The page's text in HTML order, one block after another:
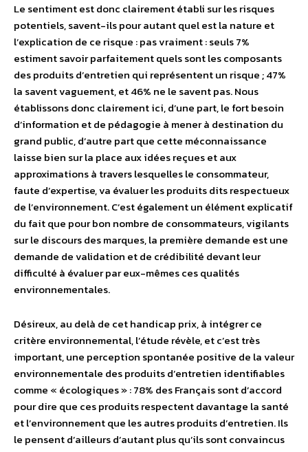
Le sentiment est donc clairement établi sur les risques
potentiels, savent-ils pour autant quel est la nature et
l’explication de ce risque : pas vraiment : seuls 7%
estiment savoir parfaitement quels sont les composants
des produits d’entretien qui représentent un risque ; 47%
la savent vaguement, et 46% ne le savent pas. Nous
établissons donc clairement ici, d’une part, le fort besoin
d’information et de pédagogie à mener à destination du
grand public, d’autre part que cette méconnaissance
laisse bien sur la place aux idées reçues et aux
approximations à travers lesquelles le consommateur,
faute d’expertise, va évaluer les produits dits respectueux
de l’environnement. C’est également un élément explicatif
du fait que pour bon nombre de consommateurs, vigilants
sur le discours des marques, la première demande est une
demande de validation et de crédibilité devant leur
difficulté à évaluer par eux-mêmes ces qualités
environnementales.
Désireux, au delà de cet handicap prix, à intégrer ce
critère environnemental, l’étude révèle, et c’est très
important, une perception spontanée positive de la valeur
environnementale des produits d’entretien identifiables
comme « écologiques » : 78% des Français sont d’accord
pour dire que ces produits respectent davantage la santé
et l’environnement que les autres produits d’entretien. Ils
le pensent d’ailleurs d’autant plus qu’ils sont convaincus